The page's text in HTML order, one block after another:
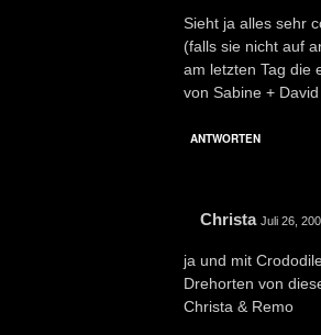
Sieht ja alles sehr
(falls sie nicht auf
am letzten Tag die
von Sabine +
ANTWORTEN
Christa Juli 26,
ja und mit
Drehorten von
Christa & Remo